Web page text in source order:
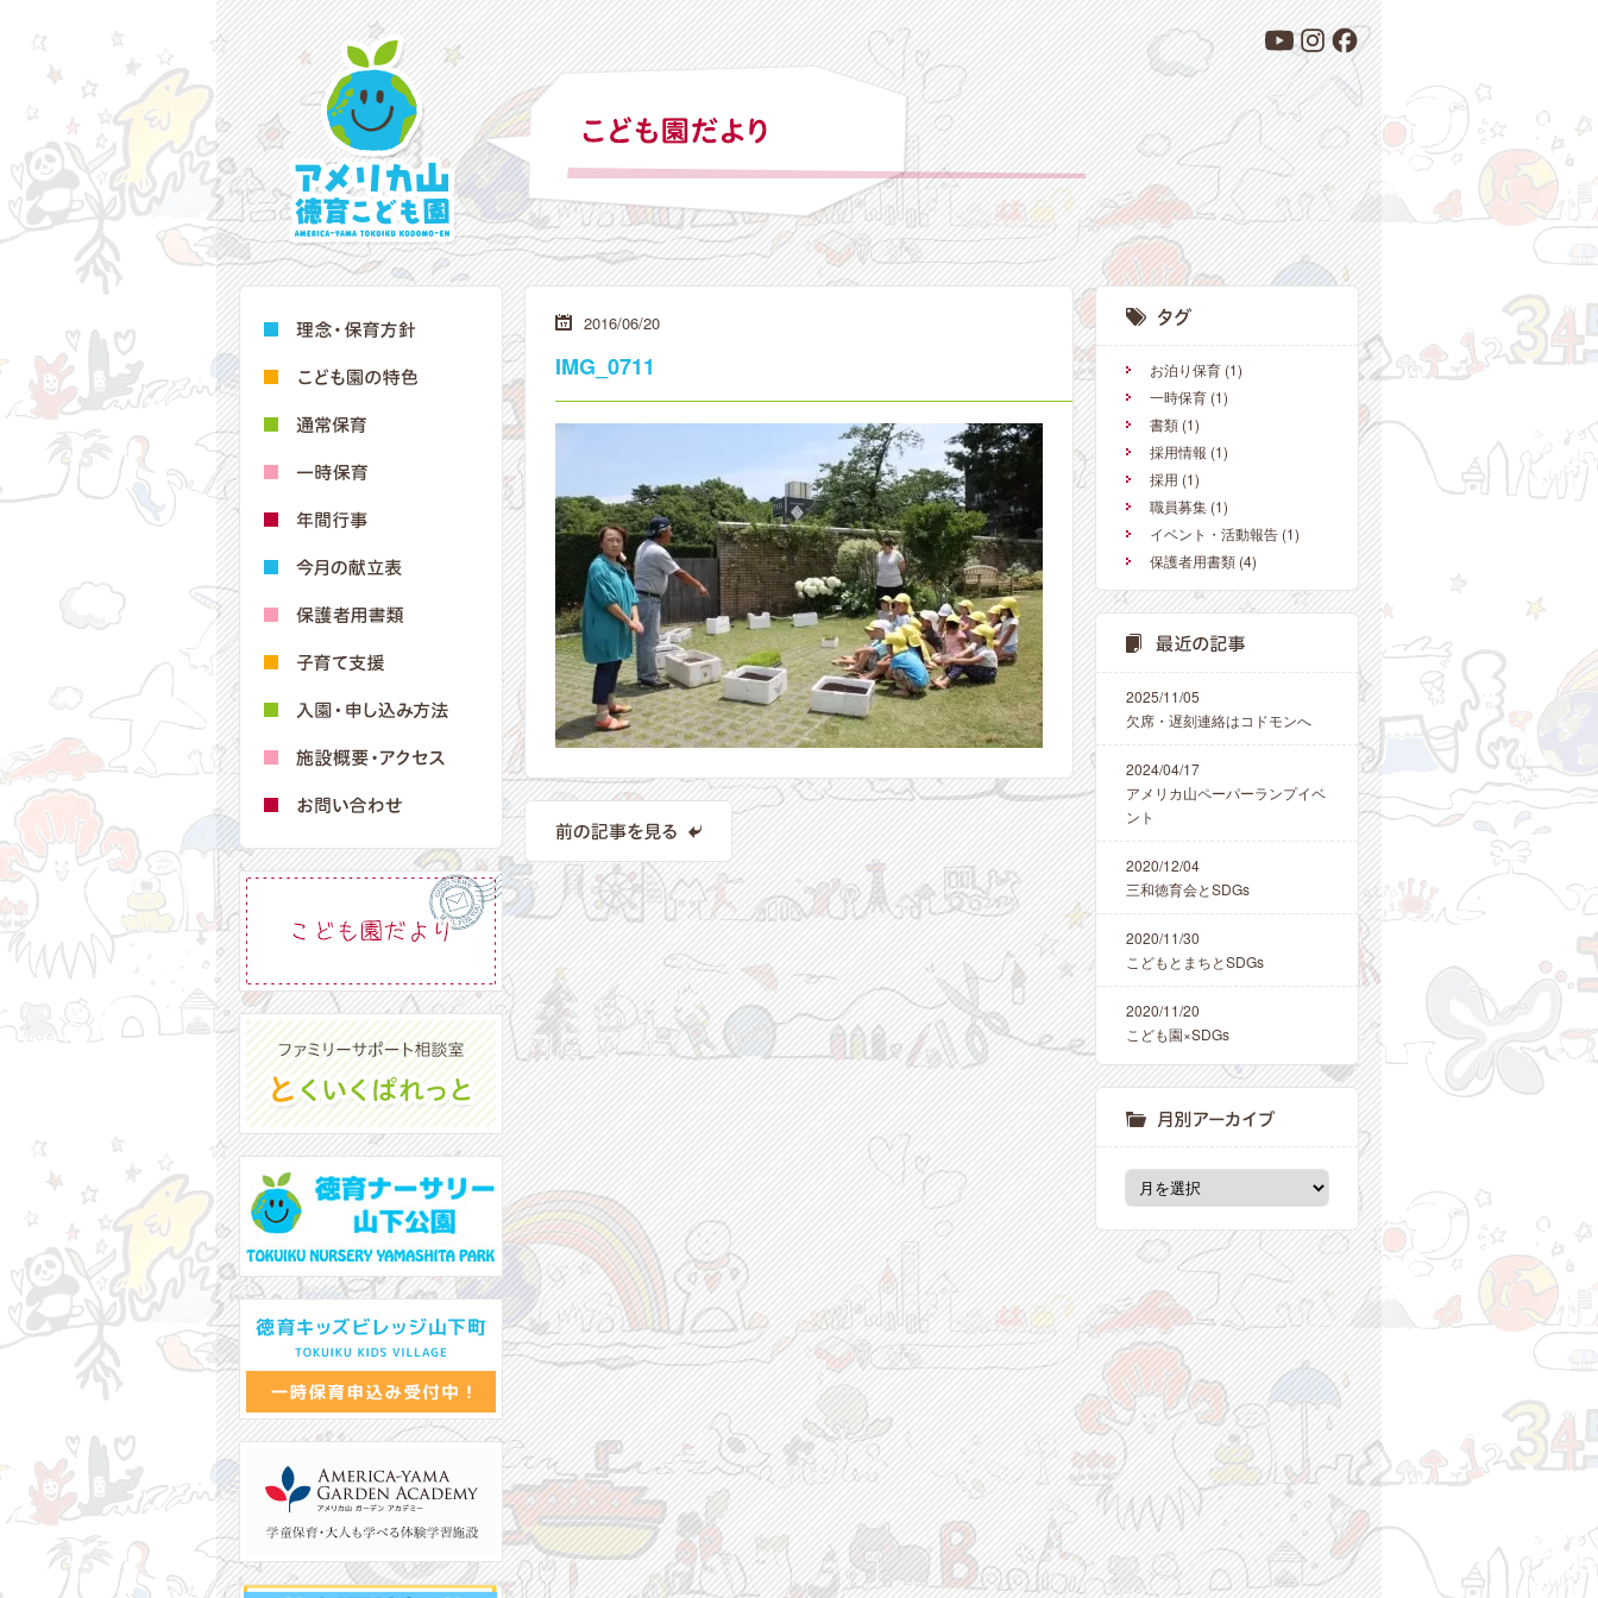
2016/06/20
IMG_0711 お泊り保育 (1)
一時保育 (1)
書類 (1)
採用情報 (1)
採用 (1)
職員募集 (1)
イベント・活動報告 (1)
保護者用書類 (4)
2025/11/05
欠席・遅刻連絡はコドモンへ
2024/04/17
アメリカ山ペーパーランプイベ
ント
2020/12/04
三和徳育会とSDGs
2020/11/30
こどもとまちとSDGs
2020/11/20
こども園×SDGs